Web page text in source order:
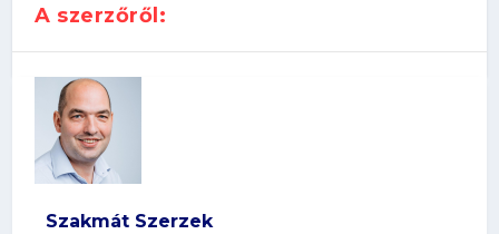
A szerzőről:
Szakmát Szerzek